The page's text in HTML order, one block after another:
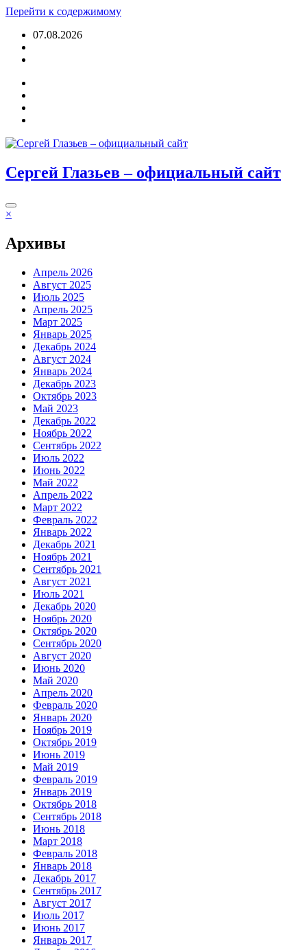
Перейти к содержимому
07.08.2026
Сергей Глазьев – официальный сайт
×
Архивы
Апрель 2026
Август 2025
Июль 2025
Апрель 2025
Март 2025
Январь 2025
Декабрь 2024
Август 2024
Январь 2024
Декабрь 2023
Октябрь 2023
Май 2023
Декабрь 2022
Ноябрь 2022
Сентябрь 2022
Июль 2022
Июнь 2022
Май 2022
Апрель 2022
Март 2022
Февраль 2022
Январь 2022
Декабрь 2021
Ноябрь 2021
Сентябрь 2021
Август 2021
Июль 2021
Декабрь 2020
Ноябрь 2020
Октябрь 2020
Сентябрь 2020
Август 2020
Июнь 2020
Май 2020
Апрель 2020
Февраль 2020
Январь 2020
Ноябрь 2019
Октябрь 2019
Июнь 2019
Май 2019
Февраль 2019
Январь 2019
Октябрь 2018
Сентябрь 2018
Июнь 2018
Март 2018
Февраль 2018
Январь 2018
Декабрь 2017
Сентябрь 2017
Август 2017
Июль 2017
Июнь 2017
Январь 2017